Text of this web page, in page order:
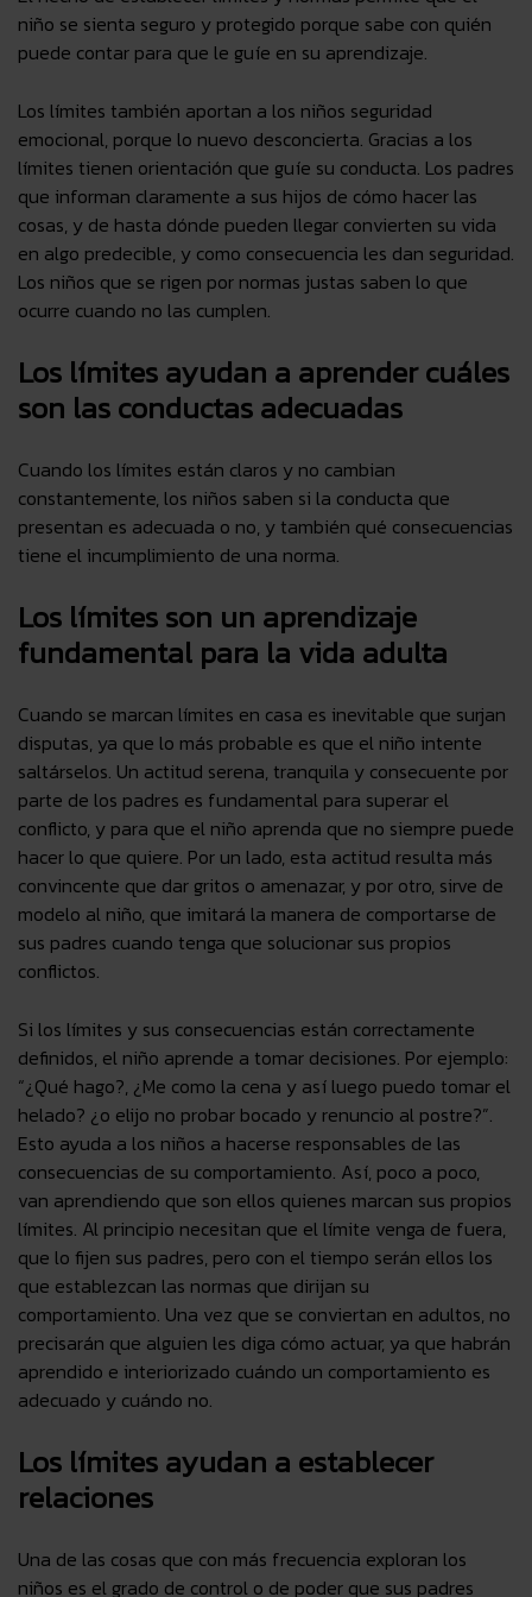
niño se sienta seguro y protegido porque sabe con quién
puede contar para que le guíe en su aprendizaje.
Los límites también aportan a los niños seguridad
emocional, porque lo nuevo desconcierta. Gracias a los
límites tienen orientación que guíe su conducta. Los padres
que informan claramente a sus hijos de cómo hacer las
cosas, y de hasta dónde pueden llegar convierten su vida
en algo predecible, y como consecuencia les dan seguridad.
Los niños que se rigen por normas justas saben lo que
ocurre cuando no las cumplen.
Los límites ayudan a aprender cuáles
son las conductas adecuadas
Cuando los límites están claros y no cambian
constantemente, los niños saben si la conducta que
presentan es adecuada o no, y también qué consecuencias
tiene el incumplimiento de una norma.
Los límites son un aprendizaje
fundamental para la vida adulta
Cuando se marcan límites en casa es inevitable que surjan
disputas, ya que lo más probable es que el niño intente
saltárselos. Un actitud serena, tranquila y consecuente por
parte de los padres es fundamental para superar el
conflicto, y para que el niño aprenda que no siempre puede
hacer lo que quiere. Por un lado, esta actitud resulta más
convincente que dar gritos o amenazar, y por otro, sirve de
modelo al niño, que imitará la manera de comportarse de
sus padres cuando tenga que solucionar sus propios
conflictos.
Si los límites y sus consecuencias están correctamente
definidos, el niño aprende a tomar decisiones. Por ejemplo:
“¿Qué hago?, ¿Me como la cena y así luego puedo tomar el
helado? ¿o elijo no probar bocado y renuncio al postre?”.
Esto ayuda a los niños a hacerse responsables de las
consecuencias de su comportamiento. Así, poco a poco,
van aprendiendo que son ellos quienes marcan sus propios
límites. Al principio necesitan que el límite venga de fuera,
que lo fijen sus padres, pero con el tiempo serán ellos los
que establezcan las normas que dirijan su
comportamiento. Una vez que se conviertan en adultos, no
precisarán que alguien les diga cómo actuar, ya que habrán
aprendido e interiorizado cuándo un comportamiento es
adecuado y cuándo no.
Los límites ayudan a establecer
relaciones
Una de las cosas que con más frecuencia exploran los
niños es el grado de control o de poder que sus padres